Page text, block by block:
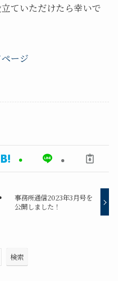
ていただけたら幸いで
ージ
事務所通信2023年3月号を
公開しました！
検索